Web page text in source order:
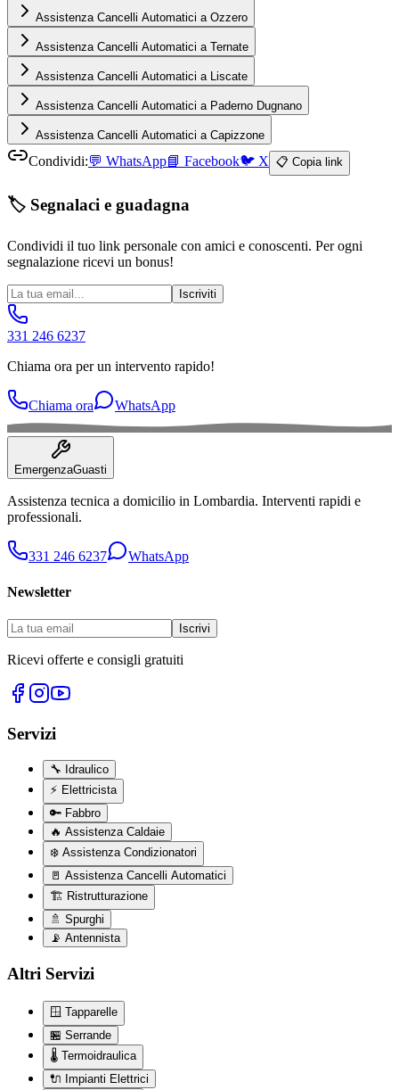
Assistenza Cancelli Automatici a Ozzero
Assistenza Cancelli Automatici a Ternate
Assistenza Cancelli Automatici a Liscate
Assistenza Cancelli Automatici a Paderno Dugnano
Assistenza Cancelli Automatici a Capizzone
Condividi:💬 WhatsApp📘 Facebook🐦 X 📋 Copia link
🏷️ Segnalaci e guadagna
Condividi il tuo link personale con amici e conoscenti. Per ogni
segnalazione ricevi un bonus!
Iscriviti
331 246 6237
Chiama ora per un intervento rapido!
Chiama ora WhatsApp
EmergenzaGuasti
Assistenza tecnica a domicilio in Lombardia. Interventi rapidi e
professionali.
331 246 6237 WhatsApp
Newsletter
Iscrivi
Ricevi offerte e consigli gratuiti
Servizi
🔧 Idraulico
⚡ Elettricista
🔑 Fabbro
🔥 Assistenza Caldaie
❄️ Assistenza Condizionatori
🚪 Assistenza Cancelli Automatici
🏗️ Ristrutturazione
🚿 Spurghi
📡 Antennista
Altri Servizi
🪟 Tapparelle
🏪 Serrande
🌡️ Termoidraulica
🔌 Impianti Elettrici